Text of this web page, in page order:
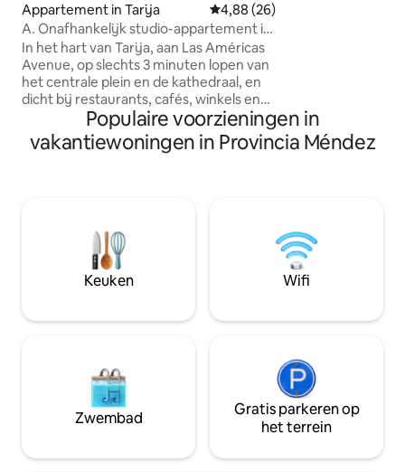
Appartement in Tarija Gemiddelde beoordeling van
4,88 (26)
A. Onafhankelijk studio-appartement in
Tarija
In het hart van Tarija, aan Las Américas
Avenue, op slechts 3 minuten lopen van
het centrale plein en de kathedraal, en
dicht bij restaurants, cafés, winkels en
een 24-uursapotheek, is dit studio-
appartement ideaal voor soloreizigers of
koppels die Tarija bezoeken. Het omvat:
voorzieningen zijn een magnetron, een
strijkplank en flessenwater.
Populaire voorzieningen in
vakantiewoningen in Provincia Méndez
Keuken Wifi
Zwembad
Gratis parkeren op
het terrein